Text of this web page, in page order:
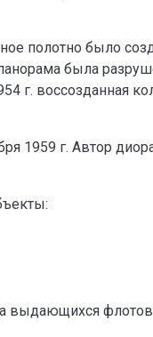
полотно было
была
г. воссозданная
1959 г. Автор
выдающихся